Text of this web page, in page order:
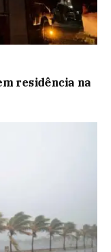
residência na